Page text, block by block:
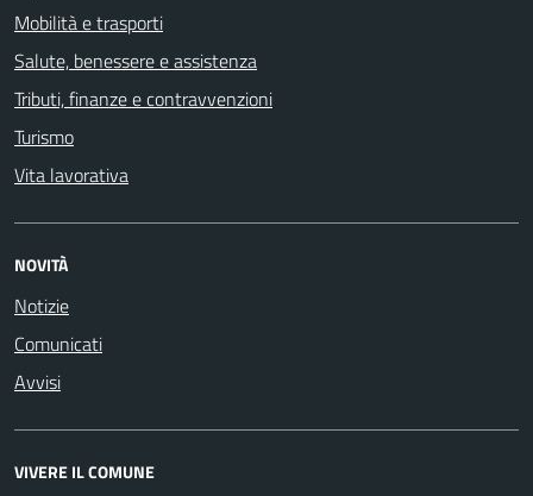
Mobilità e trasporti
Salute, benessere e assistenza
Tributi, finanze e contravvenzioni
Turismo
Vita lavorativa
NOVITÀ
Notizie
Comunicati
Avvisi
VIVERE IL COMUNE